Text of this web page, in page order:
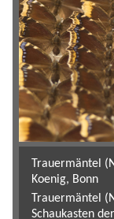
Trauermäntel
Koenig, Bonn
Trauermäntel
Schaukasten